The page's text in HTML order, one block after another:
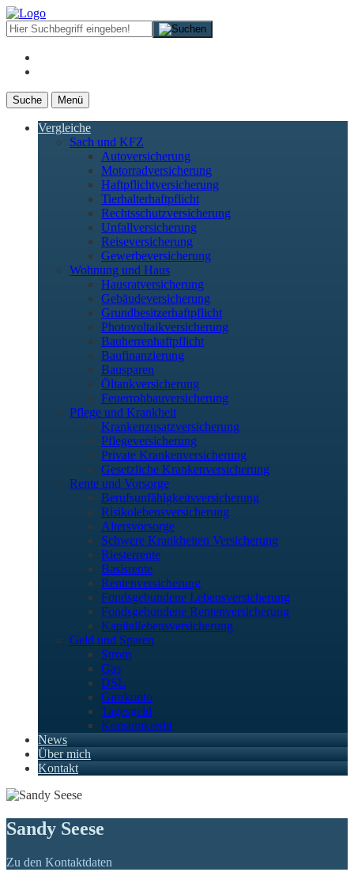
Suche Menü
Vergleiche
Sach und KFZ
Autoversicherung
Motorradversicherung
Haftpflichtversicherung
Tierhalterhaftpflicht
Rechtsschutzversicherung
Unfallversicherung
Reiseversicherung
Gewerbeversicherung
Wohnung und Haus
Hausratversicherung
Gebäudeversicherung
Grundbesitzerhaftpflicht
Photovoltaikversicherung
Bauherrenhaftpflicht
Baufinanzierung
Bausparen
Öltankversicherung
Feuerrohbauversicherung
Pflege und Krankheit
Krankenzusatzversicherung
Pflegeversicherung
Private Krankenversicherung
Gesetzliche Krankenversicherung
Rente und Vorsorge
Berufs­unfähigkeitsversicherung
Risikolebensversicherung
Altersvorsorge
Schwere Krankheiten Versicherung
Riesterrente
Basisrente
Rentenversicherung
Fondsgebundene Lebensversicherung
Fondsgebundene Rentenversicherung
Kapitallebensversicherung
Geld und Sparen
Strom
Gas
DSL
Girokonto
Tagesgeld
Konsumkredit
News
Über mich
Kontakt
Sandy Seese
Zu den Kontaktdaten